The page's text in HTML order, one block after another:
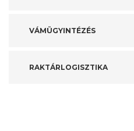
VÁMÜGYINTÉZÉS
RAKTÁRLOGISZTIKA